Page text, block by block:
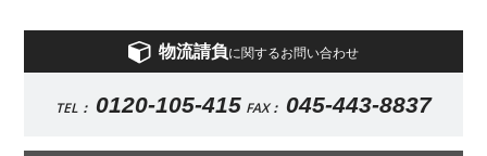
物流請負に関するお問い合わせ
TEL： 0120-105-415 FAX： 045-443-8837